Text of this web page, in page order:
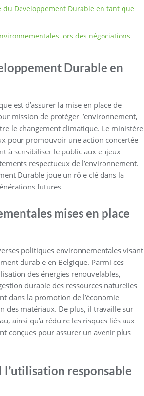
Développement Durable en tant que
lors des négociations
Durable en
est d’assurer la mise en place de
mission de protéger l’environnement,
le changement climatique. Le ministère
pour promouvoir une action concertée
à sensibiliser le public aux enjeux
respectueux de l’environnement.
Durable joue un rôle clé dans la
futures.
mises en place
politiques environnementales visant
durable en Belgique. Parmi ces
des énergies renouvelables,
durable des ressources naturelles
dans la promotion de l’économie
des matériaux. De plus, il travaille sur
ainsi qu’à réduire les risques liés aux
conçues pour assurer un avenir plus
responsable